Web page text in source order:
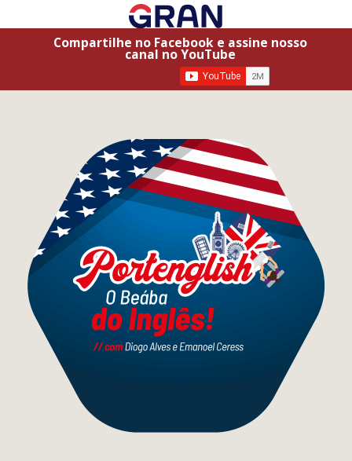
Compartilhe no Facebook e assine nosso
canal no YouTube